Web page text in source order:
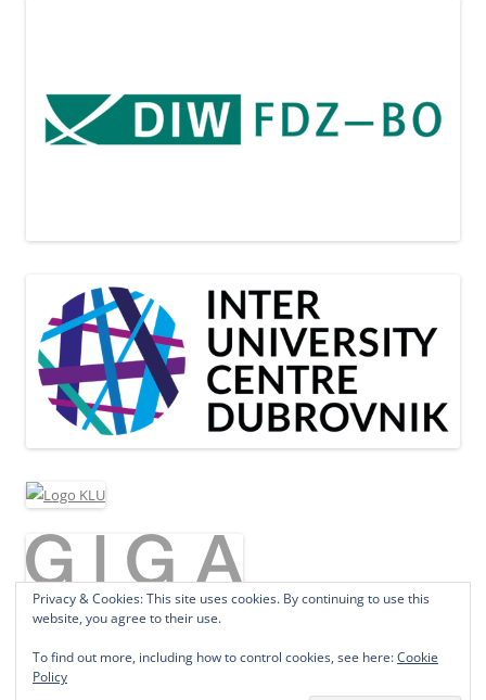
Privacy & Cookies: This site uses cookies. By continuing to use this
website, you agree to their use.
To find out more, including how to control cookies, see here:Cookie
Policy